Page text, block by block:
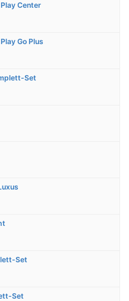
Center
Go Plus
Set
Set
Set